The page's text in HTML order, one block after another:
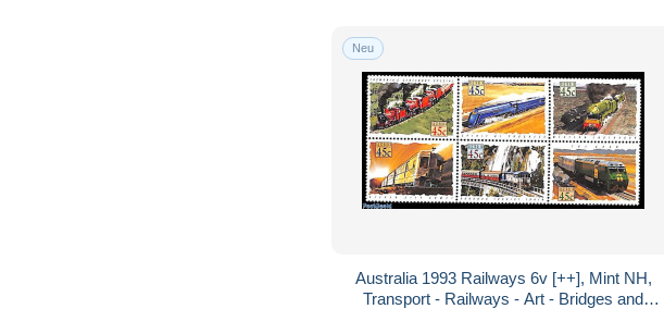
Neu
Australia 1993 Railways 6v [++], Mint NH,
Transport - Railways - Art - Bridges and